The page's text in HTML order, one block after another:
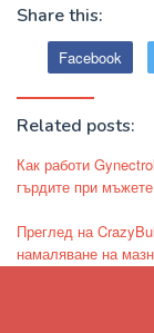
Share this:
Facebook
Related posts:
Как работи
гърдите при мъжете
Преглед на
намаляване на
Преглед на